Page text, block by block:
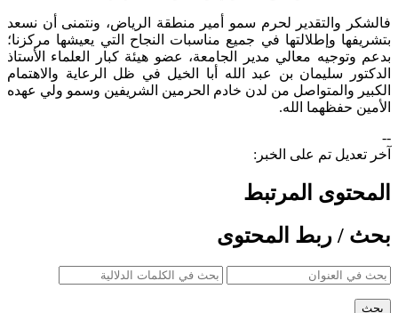
فالشكر والتقدير لحرم سمو أمير منطقة الرياض، ونتمنى أن نسعد
بتشريفها وإطلالتها في جميع مناسبات النجاح التي يعيشها مركزنا؛
بدعم وتوجيه معالي مدير الجامعة، عضو هيئة كبار العلماء الأستاذ
الدكتور سليمان بن عبد الله أبا الخيل في ظل الرعاية والاهتمام
الكبير والمتواصل من لدن خادم الحرمين الشريفين وسمو ولي عهده
الأمين حفظهما الله.
--
آخر تعديل تم على الخبر:
المحتوى المرتبط
بحث / ربط المحتوى